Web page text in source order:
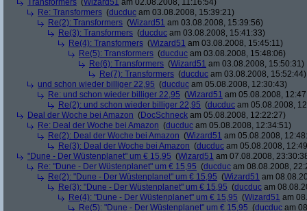
Transformers (Wizard51 am 02.08.2008, 11:16:54)
Re: Transformers (ducduc am 03.08.2008, 15:39:21)
Re(2): Transformers (Wizard51 am 03.08.2008, 15:39:56)
Re(3): Transformers (ducduc am 03.08.2008, 15:41:33)
Re(4): Transformers (Wizard51 am 03.08.2008, 15:45:11)
Re(5): Transformers (ducduc am 03.08.2008, 15:48:06)
Re(6): Transformers (Wizard51 am 03.08.2008, 15:50:31)
Re(7): Transformers (ducduc am 03.08.2008, 15:52:44)
und schon wieder billiger 22,95 (ducduc am 05.08.2008, 12:30:43)
Re: und schon wieder billiger 22,95 (Wizard51 am 05.08.2008,
Re(2): und schon wieder billiger 22,95 (ducduc am 05.08.2008,
Deal der Woche bei Amazon (DocSchneck am 05.08.2008, 12:22:27)
Re: Deal der Woche bei Amazon (ducduc am 05.08.2008, 12:34:51)
Re(2): Deal der Woche bei Amazon (Wizard51 am 05.08.2008,
Re(3): Deal der Woche bei Amazon (ducduc am 05.08.2008,
"Dune - Der Wüstenplanet" um € 15,95 (Wizard51 am 07.08.2008,
Re: "Dune - Der Wüstenplanet" um € 15,95 (ducduc am 08.08.2008,
Re(2): "Dune - Der Wüstenplanet" um € 15,95 (Wizard51 am
Re(3): "Dune - Der Wüstenplanet" um € 15,95 (ducduc am
Re(4): "Dune - Der Wüstenplanet" um € 15,95 (Wizard51 am
Re(5): "Dune - Der Wüstenplanet" um € 15,95 (ducduc am